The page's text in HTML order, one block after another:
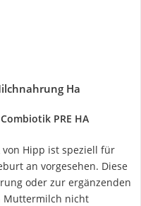
Ha
PRE HA
von Hipp ist speziell für
an vorgesehen. Diese
oder zur ergänzenden
Muttermilch nicht